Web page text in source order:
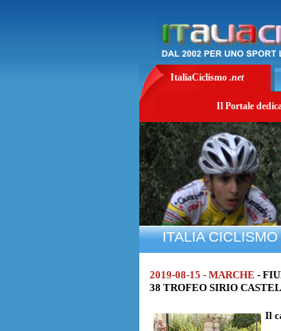
ItaliaCiclismo .net
Il Portale
ITALIA CICLISMO
2019-08-15 - MARCHE -
38 TROFEO SIRIO
Il